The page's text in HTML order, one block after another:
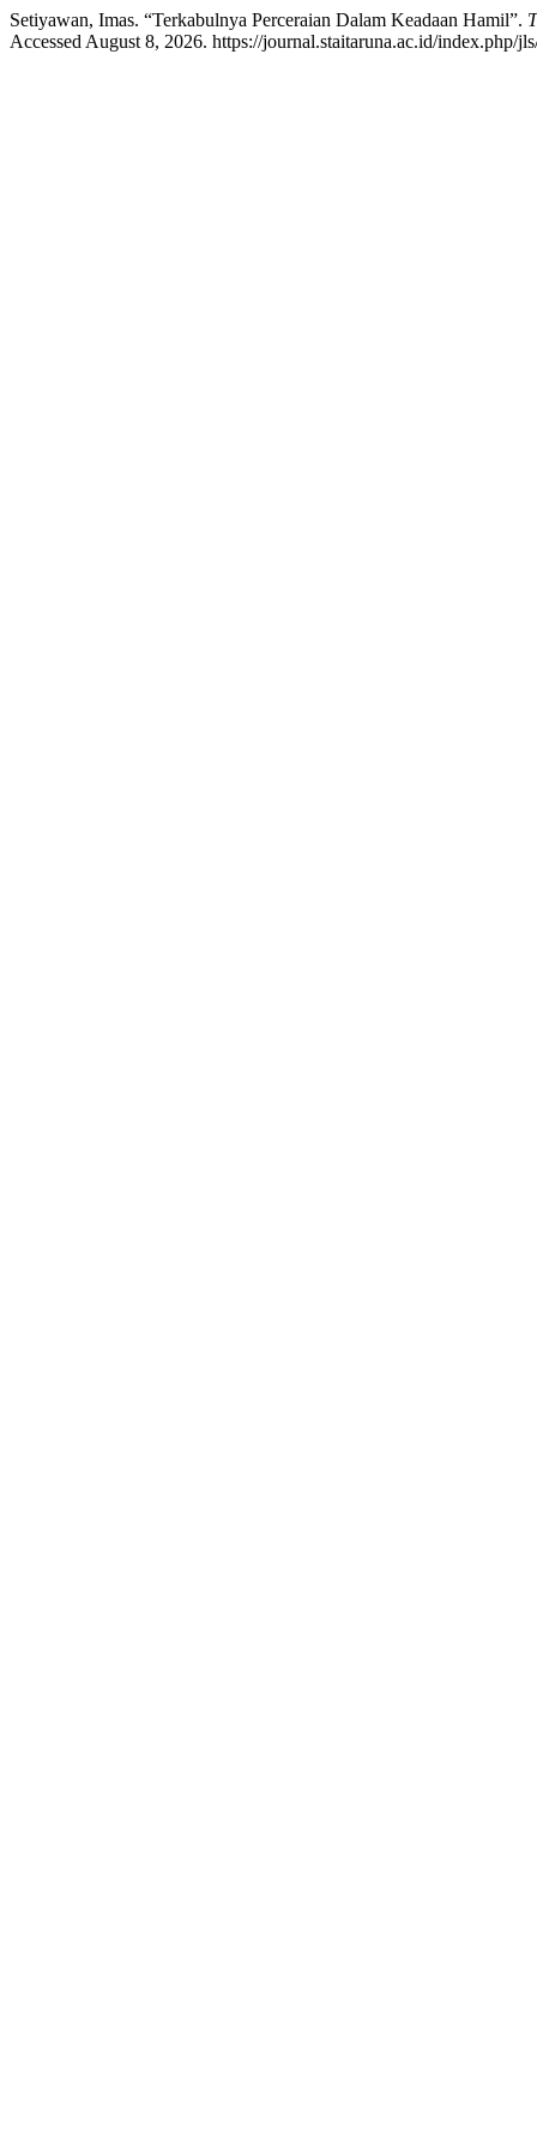
Setiyawan, Imas. “Terkabulnya Perceraian Dalam Keadaan Hamil”.
Accessed August 8, 2026. https://journal.staitaruna.ac.id/index.php/